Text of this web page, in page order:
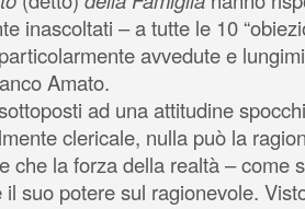
inascoltati – a tutte le 10
avvedute e
Amato.
ad una attitudine
clericale, nulla può la
che la forza della realtà – come
il suo potere sul ragionevole.